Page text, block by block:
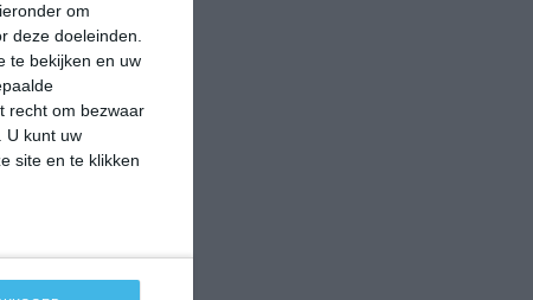
om
deze doeleinden.
te bekijken en uw
recht om bezwaar
U kunt uw
site en te klikken